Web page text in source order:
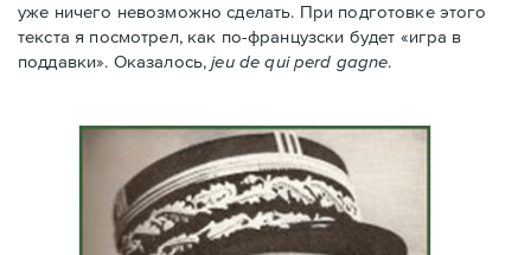
уже ничего невозможно сделать. При подготовке этого
текста я посмотрел, как по-французски будет «игра в
поддавки». Оказалось,jeu de qui perd gagne.